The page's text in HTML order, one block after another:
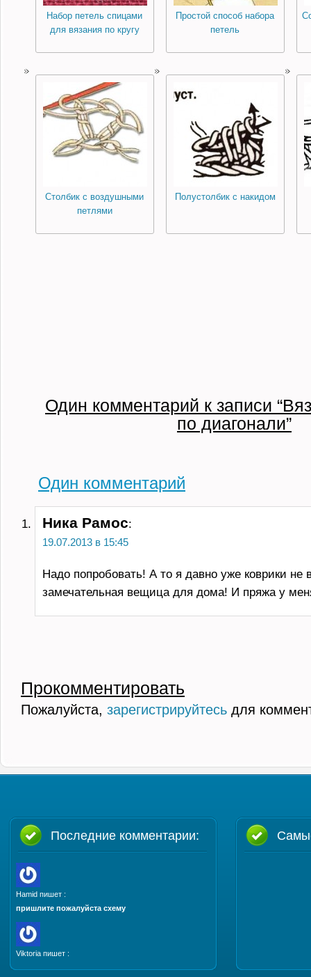
Набор петель спицами
для вязания по кругу
Простой способ набора
петель
Столбик с воздушными
петлями
Полустолбик с накидом
Один комментарий к записи
по диагонали”
Один комментарий
Ника Рамос:
19.07.2013 в 15:45
Надо попробовать! А то я давно уже коврики
замечательная вещица для дома! И пряжа у
Прокомментировать
Пожалуйста, зарегистрируйтесь для
Последние комментарии:
Hamid пишет :
пришлите пожалуйста схему
Viktoria пишет :
Добрый день. Пришлите, пожалуйста мастер класс